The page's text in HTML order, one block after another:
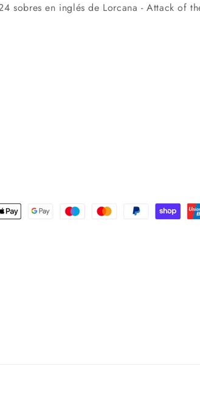
sobres en inglés de Lorcana - Attack of